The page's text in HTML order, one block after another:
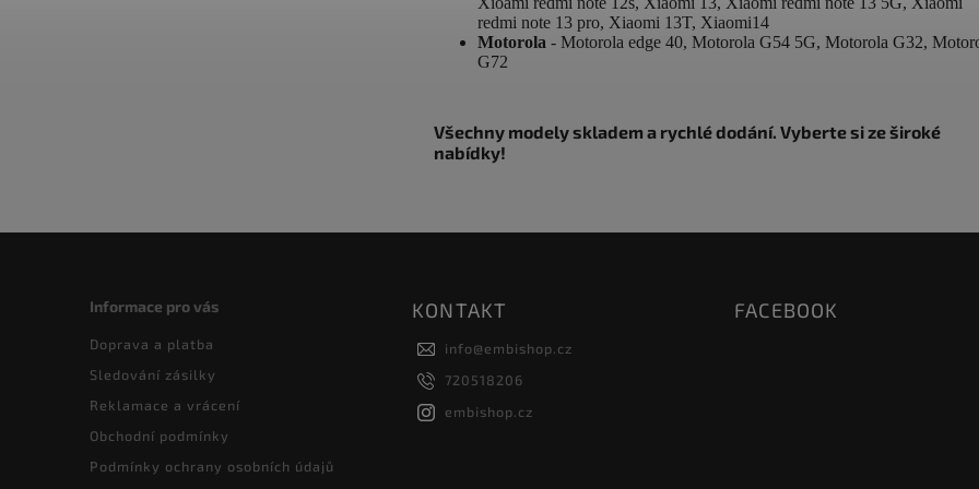
redmi note 13 pro, Xiaomi 13T, Xiaomi14
Motorola - Motorola edge 40, Motorola G54 5G, Motorola G32,
G72
Všechny modely skladem a rychlé dodání. Vyberte si ze široké
nabídky!
Informace pro vás
Doprava a platba
Sledování zásilky
Reklamace a vrácení
Obchodní podmínky
Podmínky ochrany osobních údajů
KONTAKT
info@embishop.cz
720518206
embishop.cz
FACEBOOK